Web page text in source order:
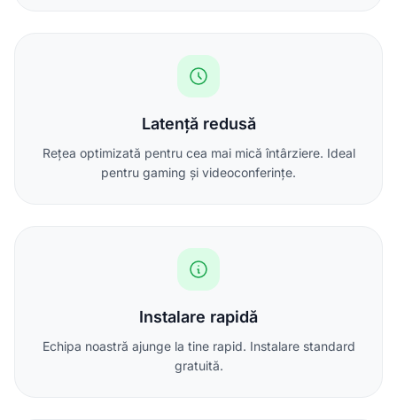
Latență redusă
Rețea optimizată pentru cea mai mică întârziere. Ideal
pentru gaming și videoconferințe.
Instalare rapidă
Echipa noastră ajunge la tine rapid. Instalare standard
gratuită.